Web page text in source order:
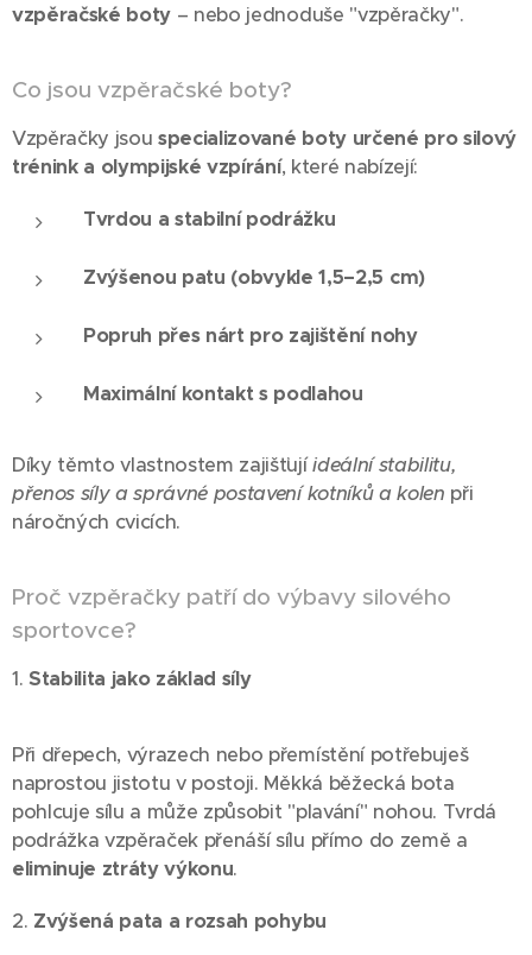
vzpěračské boty – nebo jednoduše "vzpěračky".
Co jsou vzpěračské boty?
Vzpěračky jsouspecializované boty určené pro silový
trénink a olympijské vzpírání, které nabízejí:
Tvrdou a stabilní podrážku
Zvýšenou patu (obvykle 1,5–2,5 cm)
Popruh přes nárt pro zajištění nohy
Maximální kontakt s podlahou
Díky těmto vlastnostem zajišťujíideální stabilitu,
přenos síly a správné postavení kotníků a kolen při
náročných cvicích.
Proč vzpěračky patří do výbavy silového
sportovce?
1. Stabilita jako základ síly
Při dřepech, výrazech nebo přemístění potřebuješ
naprostou jistotu v postoji. Měkká běžecká bota
pohlcuje sílu a může způsobit "plavání" nohou. Tvrdá
podrážka vzpěraček přenáší sílu přímo do země a
eliminuje ztráty výkonu.
2. Zvýšená pata a rozsah pohybu